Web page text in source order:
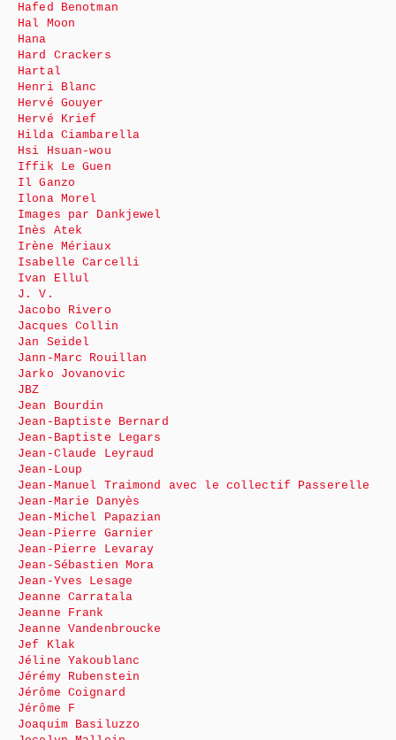
Hafed Benotman
Hal Moon
Hana
Hard Crackers
Hartal
Henri Blanc
Hervé Gouyer
Hervé Krief
Hilda Ciambarella
Hsi Hsuan-wou
Iffik Le Guen
Il Ganzo
Ilona Morel
Images par Dankjewel
Inès Atek
Irène Mériaux
Isabelle Carcelli
Ivan Ellul
J. V.
Jacobo Rivero
Jacques Collin
Jan Seidel
Jann-Marc Rouillan
Jarko Jovanovic
JBZ
Jean Bourdin
Jean-Baptiste Bernard
Jean-Baptiste Legars
Jean-Claude Leyraud
Jean-Loup
Jean-Manuel Traimond avec le collectif Passerelle
Jean-Marie Danyès
Jean-Michel Papazian
Jean-Pierre Garnier
Jean-Pierre Levaray
Jean-Sébastien Mora
Jean-Yves Lesage
Jeanne Carratala
Jeanne Frank
Jeanne Vandenbroucke
Jef Klak
Jéline Yakoublanc
Jérémy Rubenstein
Jérôme Coignard
Jérôme F
Joaquim Basiluzzo